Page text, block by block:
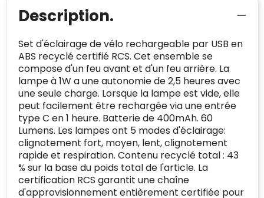
Description.
Set d'éclairage de vélo rechargeable par USB en
ABS recyclé certifié RCS. Cet ensemble se
compose d'un feu avant et d'un feu arrière. La
lampe à 1W a une autonomie de 2,5 heures avec
une seule charge. Lorsque la lampe est vide, elle
peut facilement être rechargée via une entrée
type C en 1 heure. Batterie de 400mAh. 60
Lumens. Les lampes ont 5 modes d'éclairage:
clignotement fort, moyen, lent, clignotement
rapide et respiration. Contenu recyclé total : 43
% sur la base du poids total de l'article. La
certification RCS garantit une chaîne
d'approvisionnement entièrement certifiée pour
CONTACTGEGEVENS
Telefoonnummer:+32 479 88 00 36 Geverifieerd
E-
mailadres
mia@linkkado.be Geverifieerd
BEDRIJFSGEGEVENS
Bedrijfsnaam: Linkkado
Domein : linkkado.be
Oprichting van de
onderneming:
2026
Trustindex controleert websites voortdurend
op veiligheidsproblemen.
Safe Browsing:geen probleem
gedetecteerd
Blacklist Geen site op de zwarte lijst
Geldig SSL-certificaat
Spam E-mail is spamvrij
Websites die consequent een hoog niveau
van klanttevredenheid handhaven en
voldoen aan een hoog niveau van
veiligheidsprotocol, kunnen Trustindex-
certificaat verkrijgen. Zoekt u bij het winkelen
naar de certificaten van Trustindex en koopt u
met vertrouwen!
Meer informatie»